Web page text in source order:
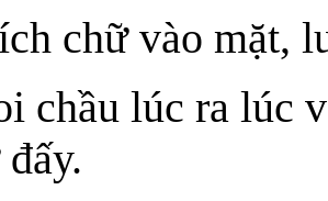
chữ vào mặt,
chầu lúc ra lúc